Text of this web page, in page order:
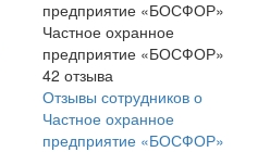
Частное охранное
предприятие «БОСФОР»
42 отзыва
Отзывы сотрудников о
Частное охранное
предприятие «БОСФОР»